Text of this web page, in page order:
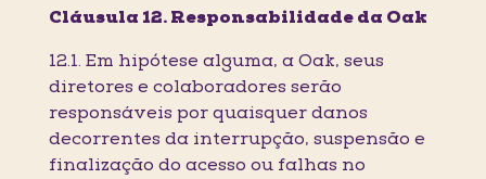
Cláusula 12. Responsabilidade da Oak
12.1. Em hipótese alguma, a Oak, seus
diretores e colaboradores serão
responsáveis por quaisquer danos
decorrentes da interrupção, suspensão e
finalização do acesso ou falhas no